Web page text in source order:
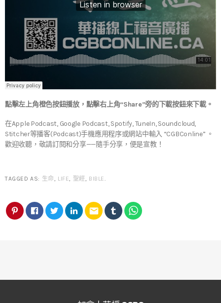
點擊左上角橙色按鈕播放，點擊右上角“Share”旁的下載按鈕來下載。
在Apple Podcast, Google Podcast, Spotify, TuneIn, Soundcloud,
Stitcher等播客(Podcast)手機應用程序或網站中輸入 “CGBConline” 。
歡迎收聽，敬請訂閱和分享——隨手分享，便是宣教！
TAGGED AS: 生命, LIFE, 聖經, BIBLE.
email